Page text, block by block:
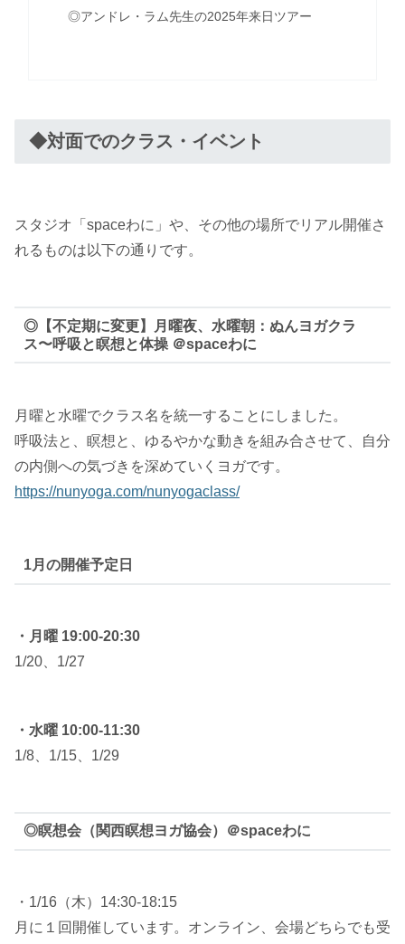
◎アンドレ・ラム先生の2025年来日ツアー
◆対面でのクラス・イベント
スタジオ「spaceわに」や、その他の場所でリアル開催さ
れるものは以下の通りです。
◎【不定期に変更】月曜夜、水曜朝：ぬんヨガクラ
ス〜呼吸と瞑想と体操 ＠spaceわに
月曜と水曜でクラス名を統一することにしました。
呼吸法と、瞑想と、ゆるやかな動きを組み合させて、自分
の内側への気づきを深めていくヨガです。
https://nunyoga.com/nunyogaclass/
1月の開催予定日
・月曜 19:00-20:30
1/20、1/27
・水曜 10:00-11:30
1/8、1/15、1/29
◎瞑想会（関西瞑想ヨガ協会）＠spaceわに
・1/16（木）14:30-18:15
月に１回開催しています。オンライン、会場どちらでも受